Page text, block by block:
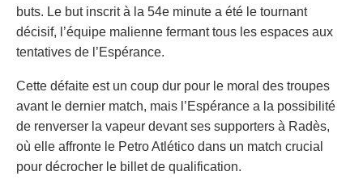
buts. Le but inscrit à la 54e minute a été le tournant
décisif, l’équipe malienne fermant tous les espaces aux
tentatives de l’Espérance.
Cette défaite est un coup dur pour le moral des troupes
avant le dernier match, mais l’Espérance a la possibilité
de renverser la vapeur devant ses supporters à Radès,
où elle affronte le Petro Atlético dans un match crucial
pour décrocher le billet de qualification.